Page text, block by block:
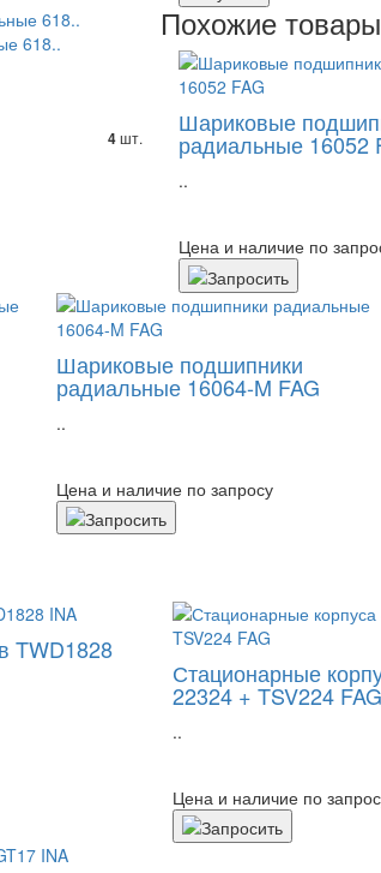
618..
4шт.
Похожие товары
Шариковые
радиальные 16052
..
Цена и наличие по
Шариковые подшипники
радиальные 16064-M FAG
..
Цена и наличие по запросу
TWD1828
Стационарные
22324 + TSV224 FAG
..
Цена и наличие по